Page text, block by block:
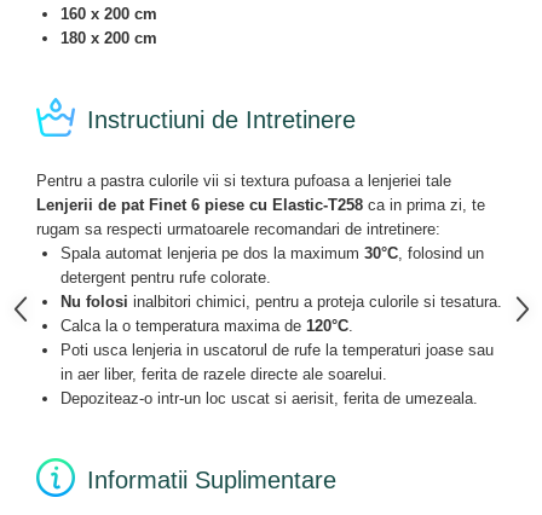
160 x 200 cm
180 x 200 cm
Instructiuni de Intretinere
Pentru a pastra culorile vii si textura pufoasa a lenjeriei tale
Lenjerii de pat Finet 6 piese cu Elastic-T258 ca in prima zi, te
rugam sa respecti urmatoarele recomandari de intretinere:
Spala automat lenjeria pe dos la maximum 30°C, folosind un
detergent pentru rufe colorate.
Nu folosi inalbitori chimici, pentru a proteja culorile si tesatura.
Calca la o temperatura maxima de 120°C.
Poti usca lenjeria in uscatorul de rufe la temperaturi joase sau
in aer liber, ferita de razele directe ale soarelui.
Depoziteaz-o intr-un loc uscat si aerisit, ferita de umezeala.
Informatii Suplimentare